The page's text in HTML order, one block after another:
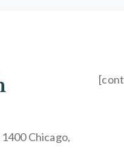
Chicago,